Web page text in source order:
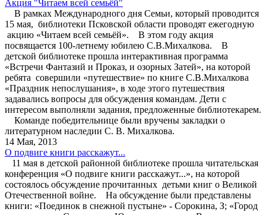
Акция "Читаем всей семьёй"
В рамках Международного дня Семьи, который проводится
15 мая, библиотеки Псковской области проводят ежегодную
акцию «Читаем всей семьёй». В этом году акция
посвящается 100-летнему юбилею С.В.Михалкова. В
детской библиотеке прошла интерактивная программа
«Встречи Фантазий и Проказ, и озорных Затей», на которой
ребята совершили «путешествие» по книге С.В.Михалкова
«Праздник непослушания», в ходе этого путешествия
задавались вопросы для обсуждения командам. Дети с
интересом выполняли задания, предложенные библиотекарем.
Команде победительнице были вручены закладки о
литературном наследии С. В. Михалкова.
14 Мая, 2013
О подвиге книги расскажут...
11 мая в детской районной библиотеке прошла читательская
конференция «О подвиге книги расскажут...», на которой
состоялось обсуждение прочитанных детьми книг о Великой
Отечественной войне. На обсуждение были представлены
книги: «Поединок в снежной пустыне» - Сорокина, З; «Город